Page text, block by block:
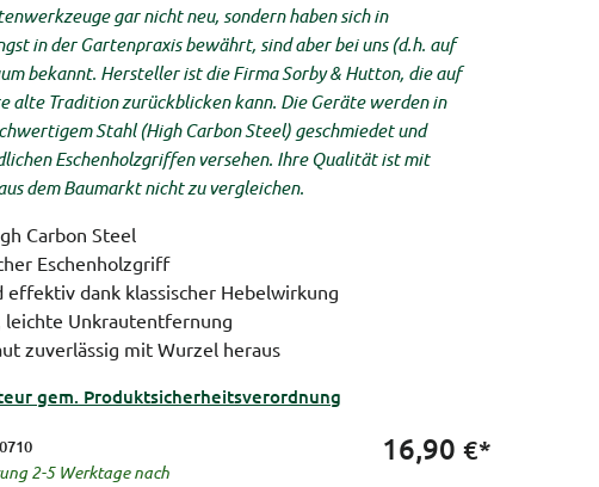
gar nicht neu, sondern haben sich in
in der Gartenpraxis bewährt, sind aber bei uns (d.h. auf
bekannt. Hersteller ist die Firma Sorby & Hutton, die auf
alte Tradition zurückblicken kann. Die Geräte werden in
Stahl (High Carbon Steel) geschmiedet und
Eschenholzgriffen versehen. Ihre Qualität ist mit
dem Baumarkt nicht zu vergleichen.
Carbon Steel
Eschenholzgriff
effektiv dank klassischer Hebelwirkung
leichte Unkrautentfernung
zuverlässig mit Wurzel heraus
gem. Produktsicherheitsverordnung
2-5 Werktage nach
16,90 €*